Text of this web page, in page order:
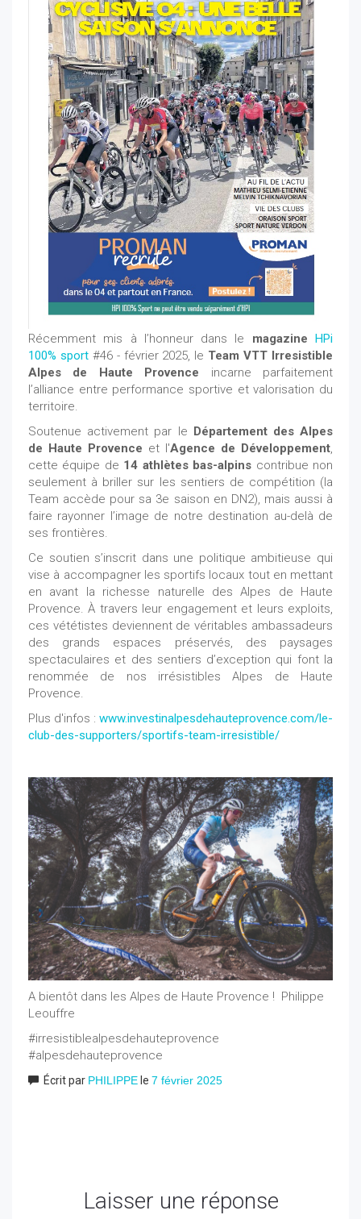
Récemment mis à l’honneur dans le magazineHPi
100% sport#46 - février 2025, le Team VTT Irresistible
Alpes de Haute Provence incarne parfaitement
l’alliance entre performance sportive et valorisation du
territoire.
Soutenue activement par le Département des Alpes
de Haute Provence et l'Agence de Développement,
cette équipe de 14 athlètes bas-alpins contribue non
seulement à briller sur les sentiers de compétition (la
Team accède pour sa 3e saison en DN2), mais aussi à
faire rayonner l’image de notre destination au-delà de
ses frontières.
Ce soutien s’inscrit dans une politique ambitieuse qui
vise à accompagner les sportifs locaux tout en mettant
en avant la richesse naturelle des Alpes de Haute
Provence. À travers leur engagement et leurs exploits,
ces vététistes deviennent de véritables ambassadeurs
des grands espaces préservés, des paysages
spectaculaires et des sentiers d’exception qui font la
renommée de nos irrésistibles Alpes de Haute
Provence.
Plus d'infos : www.investinalpesdehauteprovence.com/le-
club-des-supporters/sportifs-team-irresistible/
A bientôt dans les Alpes de Haute Provence ! Philippe
Leouffre
#irresistiblealpesdehauteprovence
#alpesdehauteprovence
Écrit par PHILIPPE le 7 février 2025
Laisser une réponse